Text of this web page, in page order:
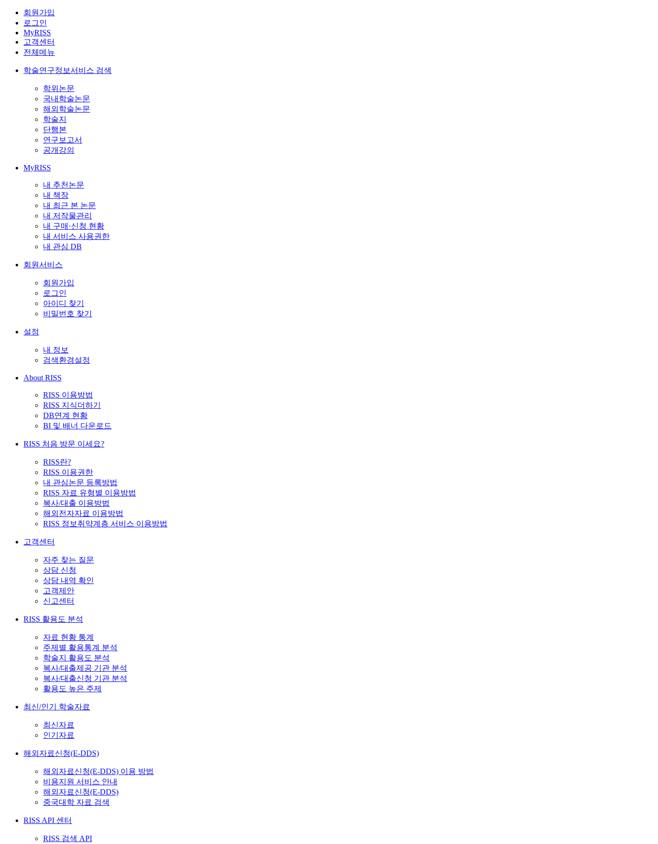
회원가입
로그인
MyRISS
고객센터
전체메뉴
학술연구정보서비스 검색
학위논문
국내학술논문
해외학술논문
학술지
단행본
연구보고서
공개강의
MyRISS
내 추천논문
내 책장
내 최근 본 논문
내 저작물관리
내 구매·신청 현황
내 서비스 사용권한
내 관심 DB
회원서비스
회원가입
로그인
아이디 찾기
비밀번호 찾기
설정
내 정보
검색환경설정
About RISS
RISS 이용방법
RISS 지식더하기
DB연계 현황
BI 및 배너 다운로드
RISS 처음 방문 이세요?
RISS란?
RISS 이용권한
내 관심논문 등록방법
RISS 자료 유형별 이용방법
복사/대출 이용방법
해외전자자료 이용방법
RISS 정보취약계층 서비스 이용방법
고객센터
자주 찾는 질문
상담 신청
상담 내역 확인
고객제안
신고센터
RISS 활용도 분석
자료 현황 통계
주제별 활용통계 분석
학술지 활용도 분석
복사/대출제공 기관 분석
복사/대출신청 기관 분석
활용도 높은 주제
최신/인기 학술자료
최신자료
인기자료
해외자료신청(E-DDS)
해외자료신청(E-DDS) 이용 방법
비용지원 서비스 안내
해외자료신청(E-DDS)
중국대학 자료 검색
RISS API 센터
RISS 검색 API